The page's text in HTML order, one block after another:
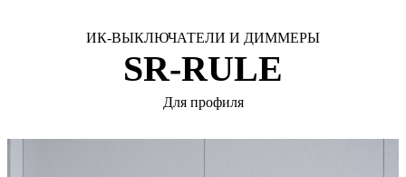
ИК-ВЫКЛЮЧАТЕЛИ И ДИММЕРЫ
SR-RULE
Для профиля